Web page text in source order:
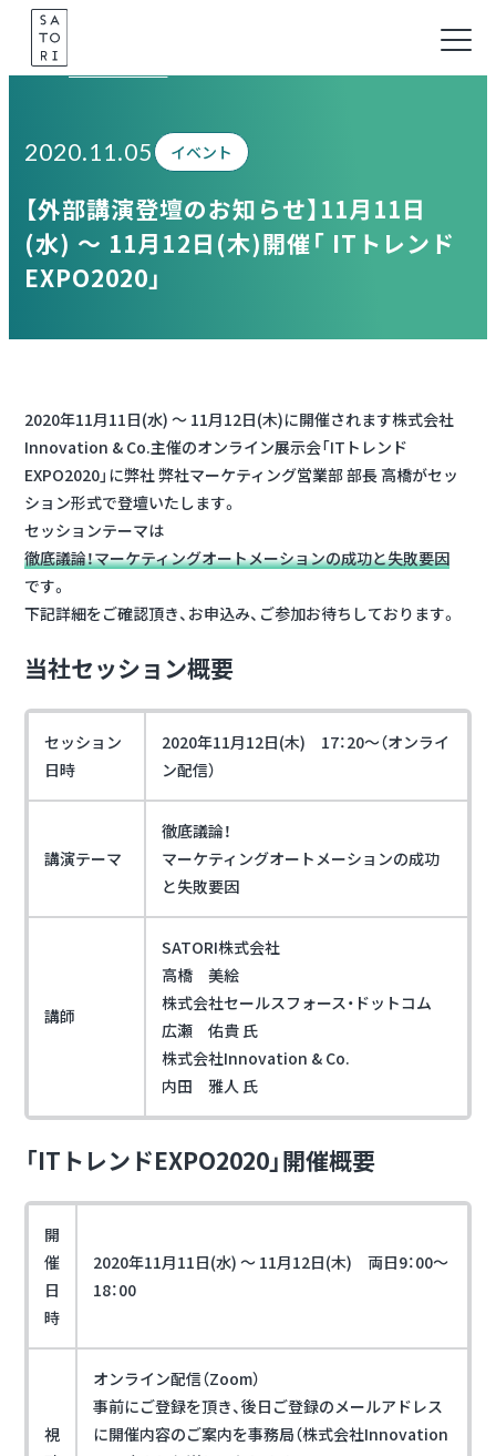
Skip
content
2020.11.05 イベント
【外部講演登壇のお知らせ】11月11日
(水) ～ 11月12日(木)開催「 ITトレンド
EXPO2020」
2020年11月11日(水) ～ 11月12日(木)に開催されます株式会社
Innovation & Co.主催のオンライン展示会「ITトレンド
EXPO2020」に弊社 弊社マーケティング営業部 部長 高橋がセッ
ション形式で登壇いたします。
セッションテーマは
徹底議論！マーケティングオートメーションの成功と失敗要因
です。
下記詳細をご確認頂き、お申込み、ご参加お待ちしております。
当社セッション概要
セッション
日時
2020年11月12日(木) 17：20～（オンライ
ン配信）
講演テーマ
徹底議論！
マーケティングオートメーションの成功
と失敗要因
講師
SATORI株式会社
高橋 美絵
株式会社セールスフォース・ドットコム
広瀬 佑貴 氏
株式会社Innovation & Co.
内田 雅人 氏
「ITトレンドEXPO2020」開催概要
開
催
日
時
2020年11月11日(水) ～ 11月12日(木) 両日9：00～
18：00
視
オンライン配信（Zoom）
事前にご登録を頂き、後日ご登録のメールアドレス
に開催内容のご案内を事務局（株式会社Innovation